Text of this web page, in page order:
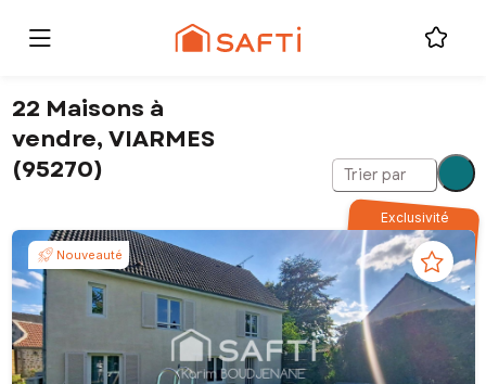
22 Maisons à
vendre, VIARMES
(95270)
Trier par
Exclusivité
Nouveauté